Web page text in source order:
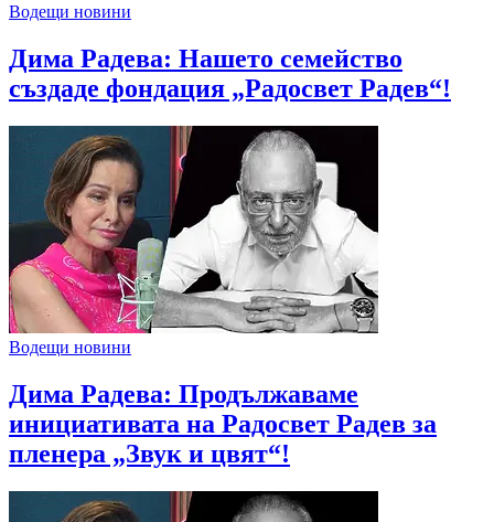
Водещи новини
Дима Радева: Нашето семейство
създаде фондация „Радосвет Радев“!
Водещи новини
Дима Радева: Продължаваме
инициативата на Радосвет Радев за
пленера „Звук и цвят“!